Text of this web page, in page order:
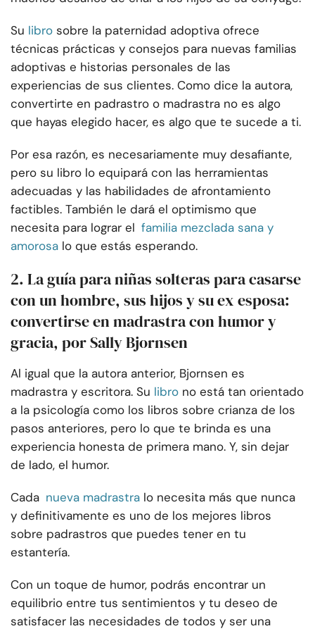
Su libro sobre la paternidad adoptiva ofrece
técnicas prácticas y consejos para nuevas familias
adoptivas e historias personales de las
experiencias de sus clientes. Como dice la autora,
convertirte en padrastro o madrastra no es algo
que hayas elegido hacer, es algo que te sucede a ti.
Por esa razón, es necesariamente muy desafiante,
pero su libro lo equipará con las herramientas
adecuadas y las habilidades de afrontamiento
factibles. También le dará el optimismo que
necesita para lograr el familia mezclada sana y
amorosa lo que estás esperando.
2. La guía para niñas solteras para casarse
con un hombre, sus hijos y su ex esposa:
convertirse en madrastra con humor y
gracia, por Sally Bjornsen
Al igual que la autora anterior, Bjornsen es
madrastra y escritora. Su libro no está tan orientado
a la psicología como los libros sobre crianza de los
pasos anteriores, pero lo que te brinda es una
experiencia honesta de primera mano. Y, sin dejar
de lado, el humor.
Cada nueva madrastra lo necesita más que nunca
y definitivamente es uno de los mejores libros
sobre padrastros que puedes tener en tu
estantería.
Con un toque de humor, podrás encontrar un
equilibrio entre tus sentimientos y tu deseo de
satisfacer las necesidades de todos y ser una